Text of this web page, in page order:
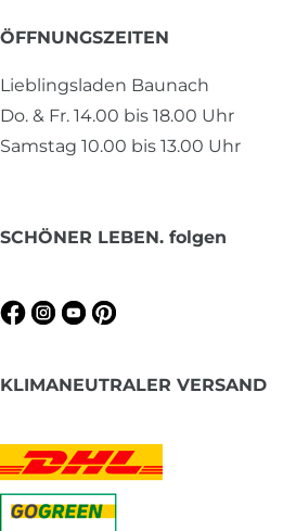
ÖFFNUNGSZEITEN
Lieblingsladen Baunach
Do. & Fr. 14.00 bis 18.00 Uhr
Samstag 10.00 bis 13.00 Uhr
SCHÖNER LEBEN. folgen
KLIMANEUTRALER VERSAND